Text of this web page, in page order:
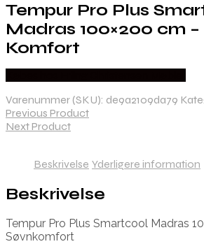
Tempur Pro Plus
Madras 100×200 cm
Komfort
Varenummer (SKU): de9a2109da79
Previous Product
Next Product
Beskrivelse Yderligere information
Beskrivelse
Tempur Pro Plus Smartcool Madras
Søvnkomfort